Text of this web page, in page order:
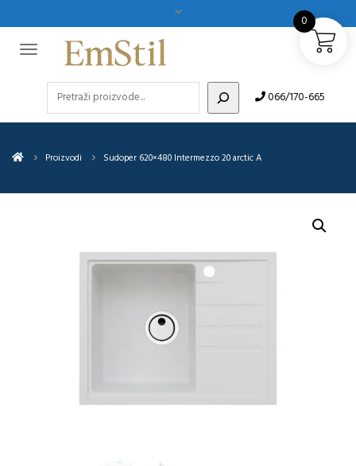
066/170-665
Proizvodi Sudoper 620×480 Intermezzo 20 arctic A
0